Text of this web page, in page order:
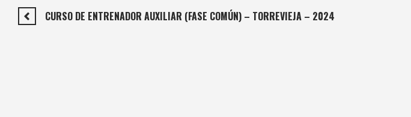
‍CURSO DE ENTRENADOR AUXILIAR (FASE COMÚN) – TORREVIEJA – 2024